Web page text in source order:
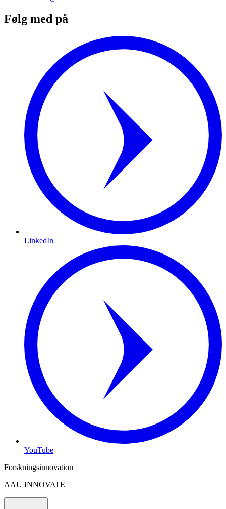
Følg med på
LinkedIn
YouTube
Forskningsinnovation
AAU INNOVATE